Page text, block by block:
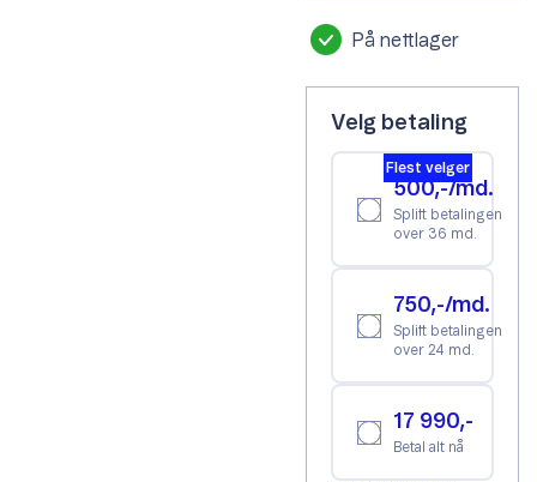
På nettlager
Velg betaling
Flest velger
500,-/md.
Splitt betalingen
over 36 md.
750,-/md.
Splitt betalingen
over 24 md.
17 990,-
Betal alt nå